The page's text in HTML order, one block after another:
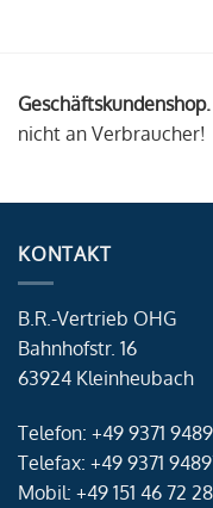
Geschäftskundenshop.
nicht an Verbraucher!
KONTAKT
B.R.-Vertrieb OHG
Bahnhofstr. 16
63924 Kleinheubach
Telefon: +49 9371
Telefax: +49 9371
Mobil: +49 151 46 72